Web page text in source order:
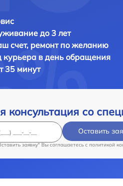
до 3 лет
счет, ремонт по желанию
курьера в день обращения
35 минут
консультация со
Оставить
заявку" Вы соглашаетесь c политикой